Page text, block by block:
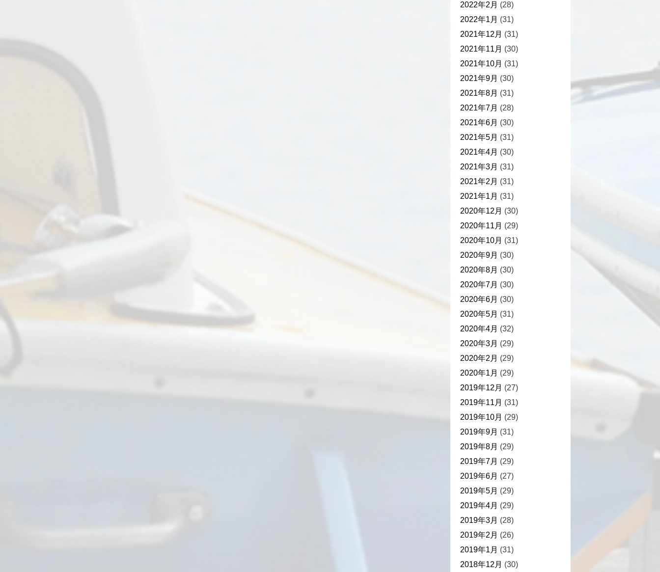
2022年2月 (28)
2022年1月 (31)
2021年12月 (31)
2021年11月 (30)
2021年10月 (31)
2021年9月 (30)
2021年8月 (31)
2021年7月 (28)
2021年6月 (30)
2021年5月 (31)
2021年4月 (30)
2021年3月 (31)
2021年2月 (31)
2021年1月 (31)
2020年12月 (30)
2020年11月 (29)
2020年10月 (31)
2020年9月 (30)
2020年8月 (30)
2020年7月 (30)
2020年6月 (30)
2020年5月 (31)
2020年4月 (32)
2020年3月 (29)
2020年2月 (29)
2020年1月 (29)
2019年12月 (27)
2019年11月 (31)
2019年10月 (29)
2019年9月 (31)
2019年8月 (29)
2019年7月 (29)
2019年6月 (27)
2019年5月 (29)
2019年4月 (29)
2019年3月 (28)
2019年2月 (26)
2019年1月 (31)
2018年12月 (30)